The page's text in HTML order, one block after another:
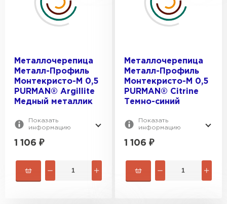
Металлочерепица
Металл-Профиль
Монтекристо-M 0,5
PURMAN® Argillite
Медный металлик
Показать
информацию
1 106 ₽
Металлочерепица
Металл-Профиль
Монтекристо-M 0,5
PURMAN® Citrine
Темно-синий
Показать
информацию
1 106 ₽